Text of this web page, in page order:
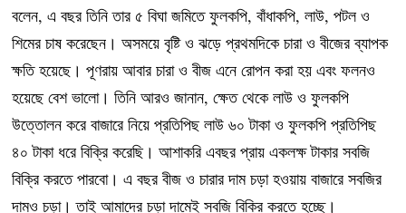
বলেন, এ বছর তিনি তার ৫ বিঘা জমিতে ফুলকপি, বাঁধাকপি, লাউ, পটল ও
শিমের চাষ করেছেন। অসময়ে বৃষ্টি ও ঝড়ে প্রথমদিকে চারা ও বীজের ব্যাপক
ক্ষতি হয়েছে। পূণরায় আবার চারা ও বীজ এনে রোপন করা হয় এবং ফলনও
হয়েছে বেশ ভালো। তিনি আরও জানান, ক্ষেত থেকে লাউ ও ফুলকপি
উত্তোলন করে বাজারে নিয়ে প্রতিপিছ লাউ ৬০ টাকা ও ফুলকপি প্রতিপিছ
৪০ টাকা ধরে বিক্রি করেছি। আশাকরি এবছর প্রায় একলক্ষ টাকার সবজি
বিক্রি করতে পারবো। এ বছর বীজ ও চারার দাম চড়া হওয়ায় বাজারে সবজির
দামও চড়া। তাই আমাদের চড়া দামেই সবজি বিক্রি করতে হচ্ছে।